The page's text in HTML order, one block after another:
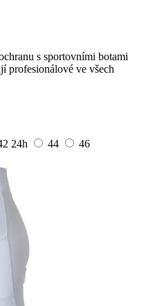
s sportovními botami
profesionálové ve všech
24h 44
46